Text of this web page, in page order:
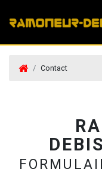
Contact